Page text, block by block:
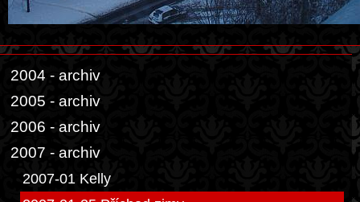
2004 - archiv
2005 - archiv
2006 - archiv
2007 - archiv
2007-01 Kelly